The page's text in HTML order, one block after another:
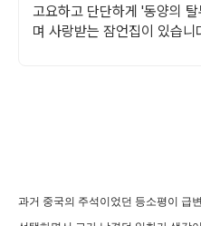
고요하고 단단하게 '동양의 탈
며 사랑받는 잠언집이 있습니
과거 중국의 주석이었던 등소평이 급